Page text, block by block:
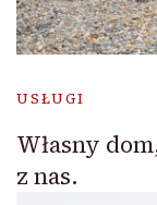
USŁUGI
Własny
z nas.